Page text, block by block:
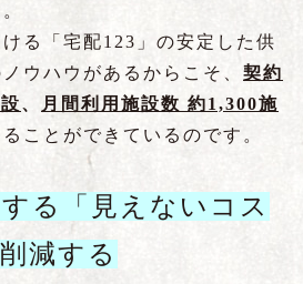
る「宅配123」の安定した供
ウハウがあるからこそ、 契約
、
月間利用施設数 約1,300施
ことができているのです。
る「見えないコス
減する